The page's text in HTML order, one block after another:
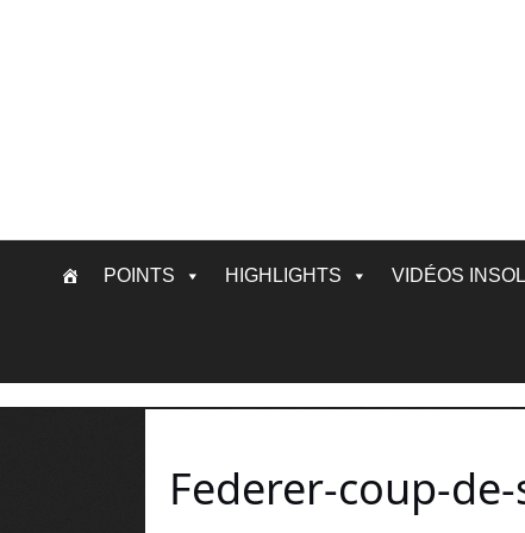
POINTS HIGHLIGHTS VIDÉOS
Federer-coup-